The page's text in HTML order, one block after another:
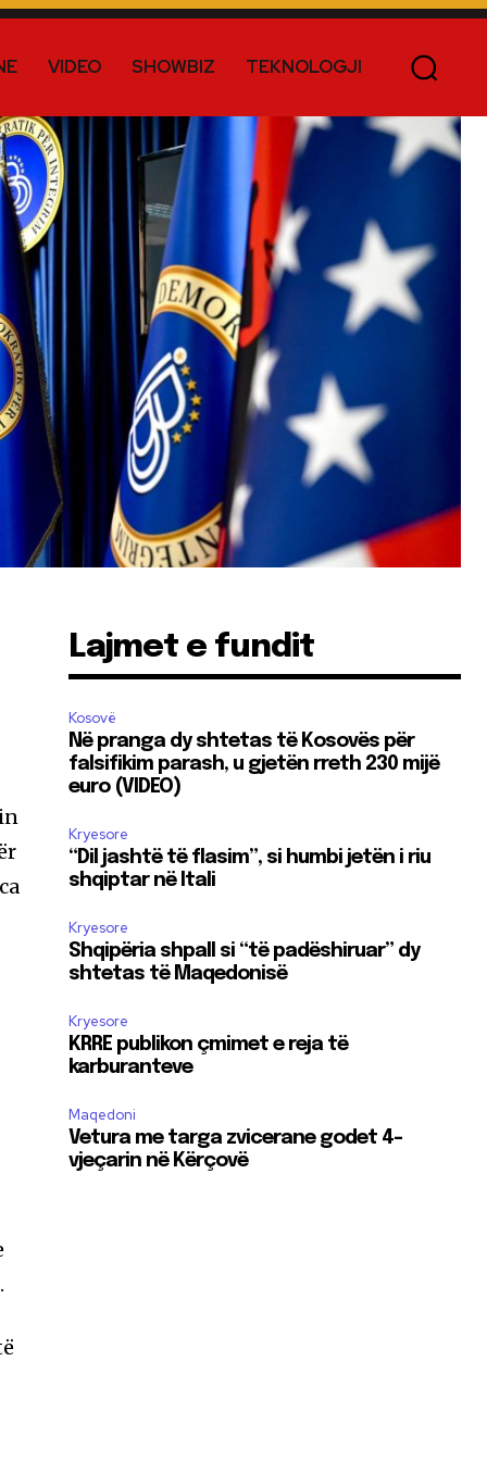
VIDEO SHOWBIZ TEKNOLOGJI
Lajmet e fundit
Kosovë
Në pranga dy shtetas të Kosovës për
falsifikim parash, u gjetën rreth 230 mijë
euro (VIDEO)
Kryesore
“Dil jashtë të flasim”, si humbi jetën i riu
shqiptar në Itali
Kryesore
Shqipëria shpall si “të padëshiruar” dy
shtetas të Maqedonisë
Kryesore
KRRE publikon çmimet e reja të
karburanteve
Maqedoni
Vetura me targa zvicerane godet 4-
vjeçarin në Kërçovë